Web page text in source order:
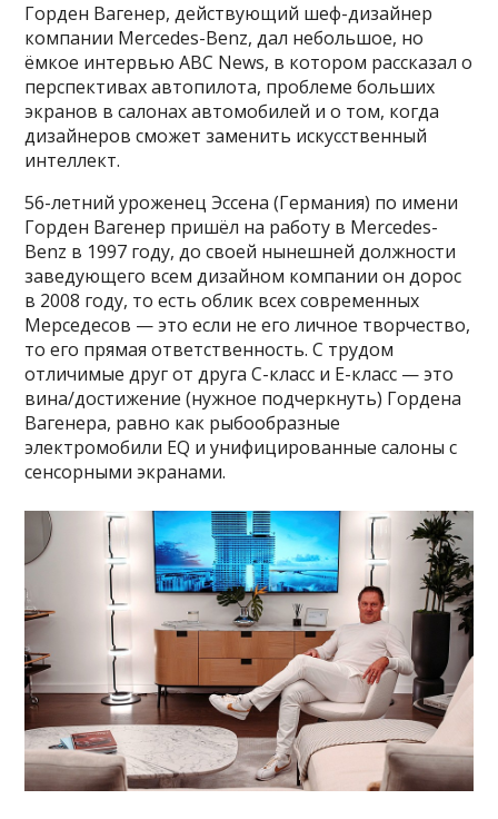
Горден Вагенер, действующий шеф-дизайнер
компании Mercedes-Benz, дал небольшое, но
ёмкое интервью ABC News, в котором рассказал о
перспективах автопилота, проблеме больших
экранов в салонах автомобилей и о том, когда
дизайнеров сможет заменить искусственный
интеллект.
56-летний уроженец Эссена (Германия) по имени
Горден Вагенер пришёл на работу в Mercedes-
Benz в 1997 году, до своей нынешней должности
заведующего всем дизайном компании он дорос
в 2008 году, то есть облик всех современных
Мерседесов — это если не его личное творчество,
то его прямая ответственность. С трудом
отличимые друг от друга С-класс и Е-класс — это
вина/достижение (нужное подчеркнуть) Гордена
Вагенера, равно как рыбообразные
электромобили EQ и унифицированные салоны с
сенсорными экранами.